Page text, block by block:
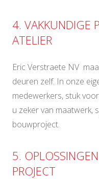
4. VAKKUNDIGE
ATELIER
Eric Verstraete NV
deuren zelf. In onze
medewerkers, stuk
u zeker van maatwerk,
bouwproject.
5.
PROJECT